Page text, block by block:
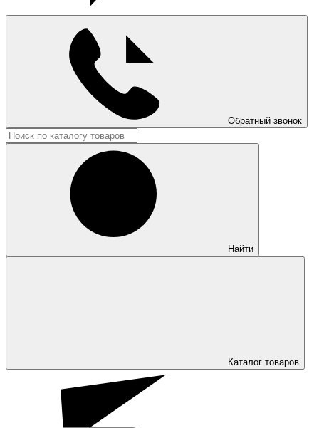
Обратный звонок
Найти
Каталог товаров